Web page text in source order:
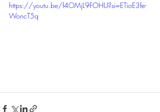
https://youtu.be/f4OMjL9FOHU?si=ETioE3fe-
WoncT5q